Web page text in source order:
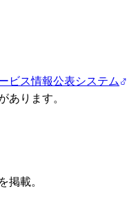
ビス情報公表システム
あります。
掲載。